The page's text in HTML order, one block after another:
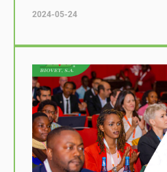
2024-05-24